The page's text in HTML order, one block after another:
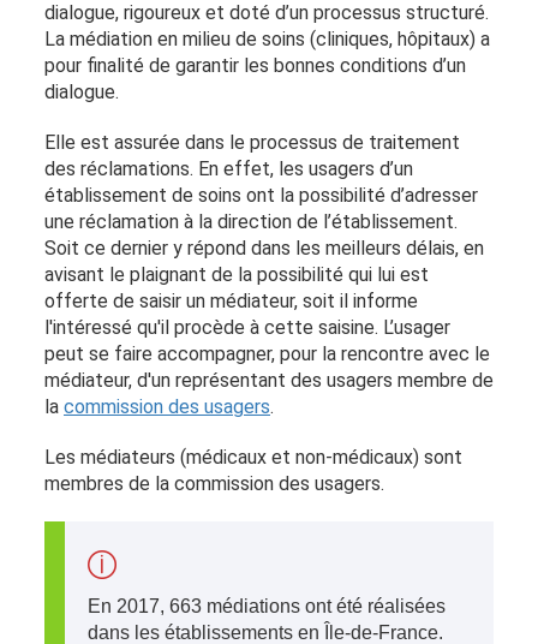
dialogue, rigoureux et doté d’un processus structuré.
La médiation en milieu de soins (cliniques, hôpitaux) a
pour finalité de garantir les bonnes conditions d’un
dialogue.
Elle est assurée dans le processus de traitement
des réclamations. En effet, les usagers d’un
établissement de soins ont la possibilité d’adresser
une réclamation à la direction de l’établissement.
Soit ce dernier y répond dans les meilleurs délais, en
avisant le plaignant de la possibilité qui lui est
offerte de saisir un médiateur, soit il informe
l'intéressé qu'il procède à cette saisine. L’usager
peut se faire accompagner, pour la rencontre avec le
médiateur, d'un représentant des usagers membre de
la commission des usagers.
Les médiateurs (médicaux et non-médicaux) sont
membres de la commission des usagers.
En 2017, 663 médiations ont été réalisées
dans les établissements en Île-de-France.